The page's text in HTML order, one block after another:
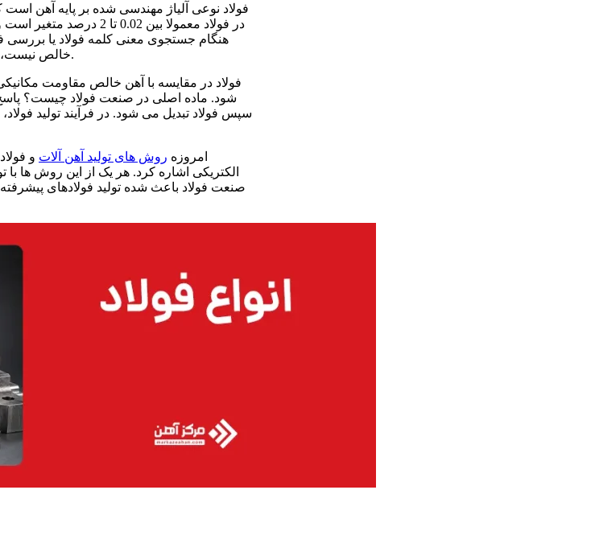
فولاد نوعی آلیاژ مهندسی شده بر پایه آهن
در فولاد معمولا بین
هنگام جستجوی معنی کلمه فولاد یا بررسی
خالص نیست، بلکه ترکیبی از آهن و عناصر دیگر است که برای دستیابی به خواص فنی مختلف تولید می شود.
فولاد در مقایسه با آهن خالص مقاومت
شود. ماده اصلی در صنعت فولاد چیست؟
سپس فولاد تبدیل می شود. در فرآیند تولید
امروزه روش های تولید آهن آلات و
الکتریکی اشاره کرد. هر یک از این روش ها با
صنعت فولاد باعث شده تولید فولادهای